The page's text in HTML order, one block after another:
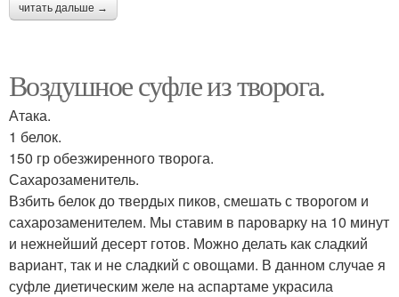
читать дальше →
Воздушное суфле из творога.
Атака.
1 белок.
150 гр обезжиренного творога.
Сахарозаменитель.
Взбить белок до твердых пиков, смешать с творогом и
сахарозаменителем. Мы ставим в пароварку на 10 минут
и нежнейший десерт готов. Можно делать как сладкий
вариант, так и не сладкий с овощами. В данном случае я
суфле диетическим желе на аспартаме украсила